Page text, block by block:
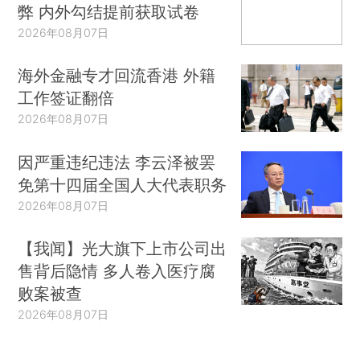
弊 内外勾结提前获取试卷
2026年08月07日
海外金融专才回流香港 外籍
工作签证翻倍
2026年08月07日
因严重违纪违法 李云泽被罢
免第十四届全国人大代表职务
2026年08月07日
【我闻】光大旗下上市公司出
售背后隐情 多人卷入医疗腐
败案被查
2026年08月07日